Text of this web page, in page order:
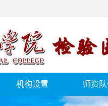
机构设置 师资